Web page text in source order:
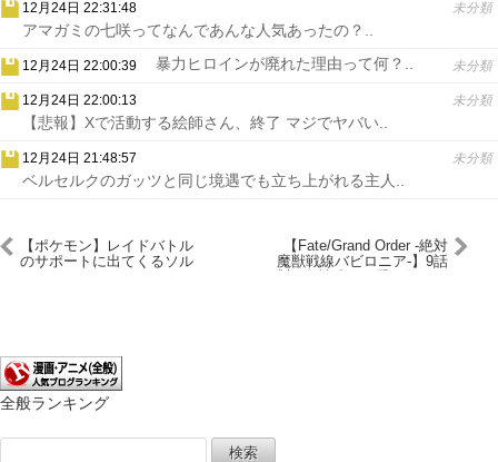
12月24日 22:31:48 未分類
アマガミの七咲ってなんであんな人気あったの？..
12月24日 22:00:39 未分類
暴力ヒロインが廃れた理由って何？..
12月24日 22:00:13 未分類
【悲報】Xで活動する絵師さん、終了 マジでヤバい..
12月24日 21:48:57 未分類
ベルセルクのガッツと同じ境遇でも立ち上がれる主人..
【ポケモン】レイドバトル
のサポートに出てくるソル
【Fate/Grand Order -絶対
魔獣戦線バビロニア-】9話
全般ランキング